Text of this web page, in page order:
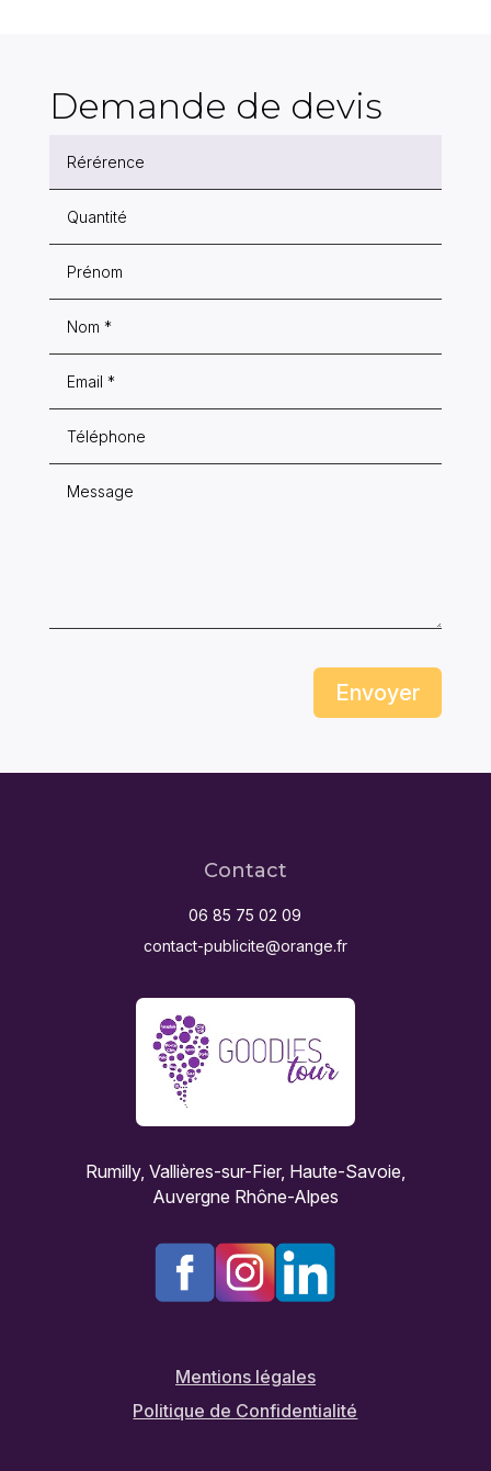
Demande de devis
Envoyer
Contact
06 85 75 02 09
contact-publicite@orange.fr
Rumilly, Vallières-sur-Fier, Haute-Savoie,
Auvergne Rhône-Alpes
Mentions légales
Politique de Confidentialité